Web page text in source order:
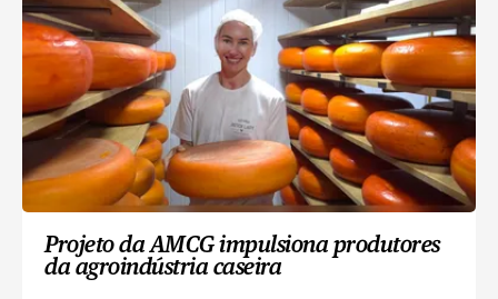
Projeto da AMCG impulsiona produtores
da agroindústria caseira